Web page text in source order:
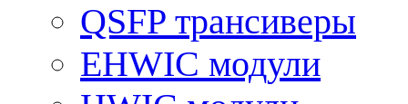
QSFP трансиверы
EHWIC модули